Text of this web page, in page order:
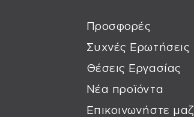
Προσφορές
Συχνές Ερωτήσεις
Θέσεις Εργασίας
Νέα προϊόντα
Επικοινωνήστε